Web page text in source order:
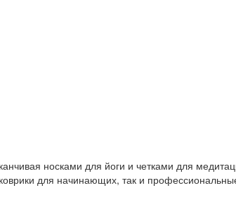
носками для йоги и четками для
для начинающих, так и